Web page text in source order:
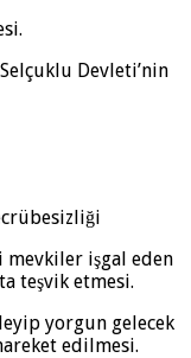
Devleti’nin
mevkiler işgal eden
teşvik etmesi.
yorgun gelecek
edilmesi.